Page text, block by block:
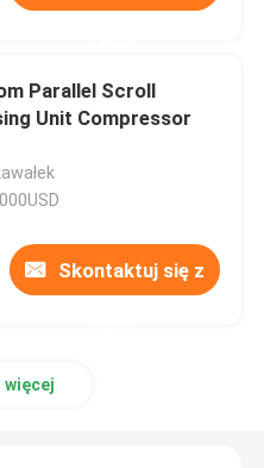
Parallel Scroll
Unit Compressor
Skontaktuj się z
więcej